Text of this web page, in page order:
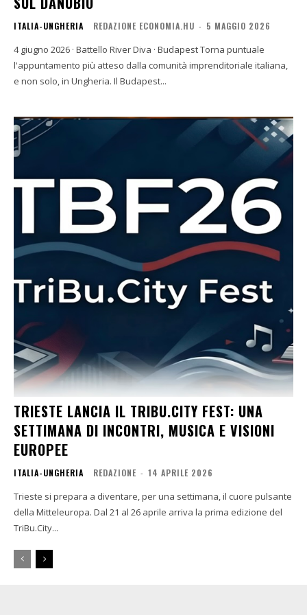
ITALIA-UNGHERIA REDAZIONE ECONOMIA.HU - 5 MAGGIO 2026
4 giugno 2026 · Battello River Diva · Budapest Torna puntuale
l'appuntamento più atteso dalla comunità imprenditoriale italiana,
e non solo, in Ungheria. Il Budapest...
TRIESTE LANCIA IL TRIBU.CITY FEST: UNA
SETTIMANA DI INCONTRI, MUSICA E VISIONI
EUROPEE
ITALIA-UNGHERIA REDAZIONE - 14 APRILE 2026
Trieste si prepara a diventare, per una settimana, il cuore pulsante
della Mitteleuropa. Dal 21 al 26 aprile arriva la prima edizione del
TriBu.City...